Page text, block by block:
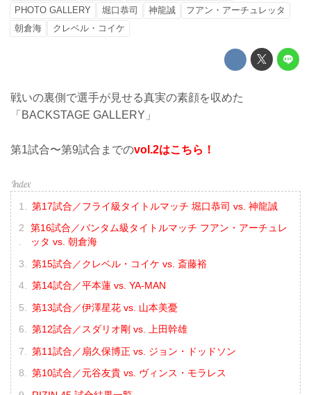
PHOTO GALLERY
堀口恭司 神龍誠
フアン・アーチュレッタ
朝倉海
クレベル・コイケ
戦いの裏側で選手が見せる真実の素顔を収めた
「BACKSTAGE GALLERY」
第1試合〜第9試合までのvol.2はこちら！
第17試合／フライ級タイトルマッチ 堀口恭司 vs. 神龍誠
第16試合／バンタム級タイトルマッチ フアン・アーチュレ
ッタ vs. 朝倉海
第15試合／クレベル・コイケ vs. 斎藤裕
第14試合／平本蓮 vs. YA-MAN
第13試合／伊澤星花 vs. 山本美憂
第12試合／スダリオ剛 vs. 上田幹雄
第11試合／扇久保博正 vs. ジョン・ドッドソン
第10試合／元谷友貴 vs. ヴィンス・モラレス